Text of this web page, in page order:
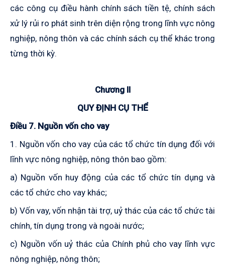
các công cụ điều hành chính sách tiền tệ, chính sách
xử lý rủi ro phát sinh trên diện rộng trong lĩnh vực nông
nghiệp, nông thôn và các chính sách cụ thể khác trong
từng thời kỳ.
Chương II
QUY ĐỊNH CỤ THỂ
Điều 7. Nguồn vốn cho vay
1. Nguồn vốn cho vay của các tổ chức tín dụng đối với
lĩnh vực nông nghiệp, nông thôn bao gồm:
a) Nguồn vốn huy động của các tổ chức tín dụng và
các tổ chức cho vay khác;
b) Vốn vay, vốn nhận tài trợ, uỷ thác của các tổ chức tài
chính, tín dụng trong và ngoài nước;
c) Nguồn vốn uỷ thác của Chính phủ cho vay lĩnh vực
nông nghiệp, nông thôn;